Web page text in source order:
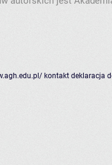
kontakt deklaracja